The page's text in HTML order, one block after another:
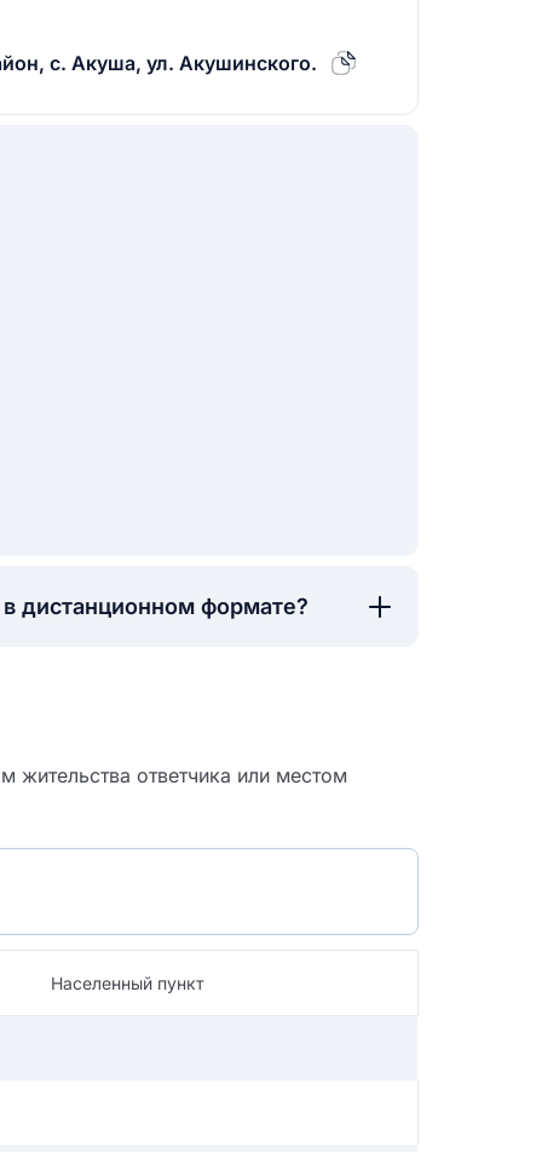
с. Акуша, ул. Акушинского.
дистанционном формате?
жительства ответчика или местом
Населенный пункт